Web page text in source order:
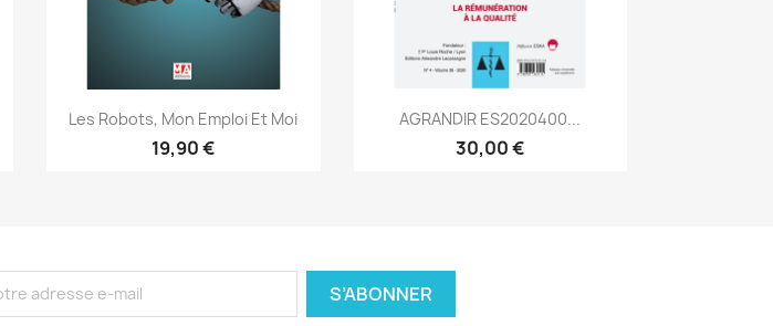
Aperçu rapide
Les Robots, Mon Emploi Et Moi
19,90 €
Aperçu rapide
AGRANDIR ES2020400...
30,00 €